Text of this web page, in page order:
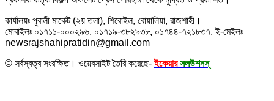
কার্যালয়ঃ পূবালী মার্কেট (২য় তলা), শিরোইল, বোয়ালিয়া, রাজশাহী।
মোবাইলঃ ০১৭১১-০০০২৯৬, ০১৭১৯-৩৮২৯৩৮, ০১৭৪৪-৭২১৮৩৭, ই-মেইলঃ
newsrajshahipratidin@gmail.com
© সর্বস্বত্ব সংরক্ষিত। ওয়েবসাইট তৈরি করেছে-ইকেয়ার সলউশনস্